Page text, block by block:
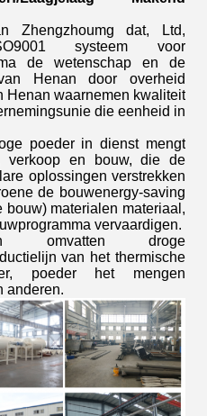
Zhengzhoumg dat, Ltd,
systeem voor
de wetenschap en de
Henan door overheid
Henan waarnemen kwaliteit
die eenheid in
poeder in dienst mengt
verkoop en bouw, die de
oplossingen verstrekken
de bouwenergy-saving
materialen materiaal,
vervaardigen.
omvatten droge
van het thermische
poeder het mengen
anderen.